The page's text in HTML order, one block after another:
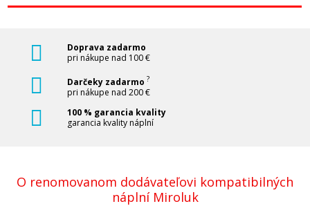
Doprava zadarmo
pri nákupe nad 100 €
Darčeky zadarmo ?
pri nákupe nad 200 €
100 % garancia kvality
garancia kvality náplní
O renomovanom dodávateľovi kompatibilných
náplní Miroluk